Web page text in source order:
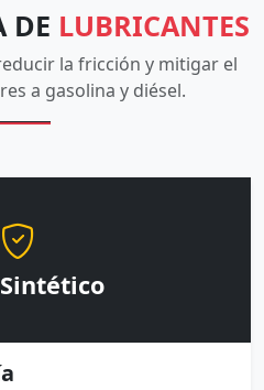
DE LUBRICANTES
la fricción y mitigar el
a gasolina y diésel.